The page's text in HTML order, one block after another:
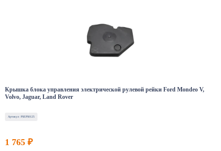
Крышка блока управления электрической рулевой рейки Ford Mondeo V,
Volvo, Jaguar, Land Rover
Артикул: PSEPS0125
1 765 ₽